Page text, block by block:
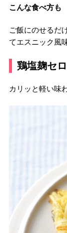
こんな食べ方も
ご飯にのせるだ
てエスニック風
鶏塩麹セ
カリッと軽い味